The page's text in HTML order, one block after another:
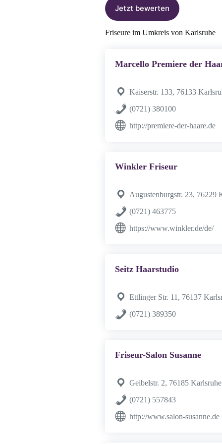
Jetzt bewerten
Friseure im Umkreis von Karlsruhe
Marcello Premiere der
Kaiserstr. 133, 76133
(0721) 380100
http://premiere-der-haare.de
Winkler Friseur
Augustenburgstr. 23, 76229
(0721) 463775
https://www.winkler.de/de/
Seitz Haarstudio
Ettlinger Str. 11, 76137
(0721) 389350
Friseur-Salon Susanne
Geibelstr. 2, 76185 Karlsruhe
(0721) 557843
http://www.salon-susanne.de